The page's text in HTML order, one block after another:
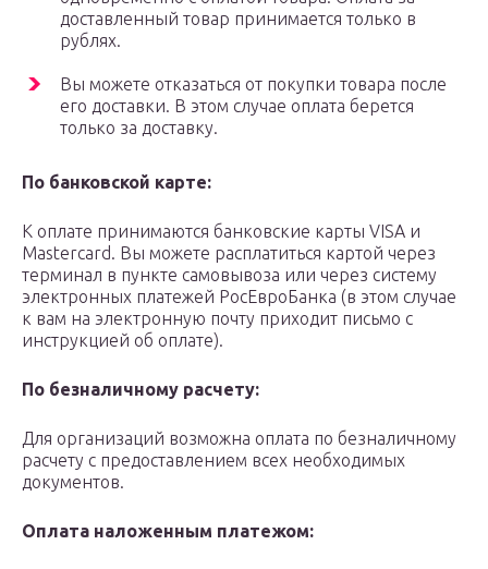
доставленный товар принимается только в
рублях.
Вы можете отказаться от покупки товара после
его доставки. В этом случае оплата берется
только за доставку.
По банковской карте:
К оплате принимаются банковские карты VISA и
Mastercard. Вы можете расплатиться картой через
терминал в пункте самовывоза или через систему
электронных платежей РосЕвроБанка (в этом случае
к вам на электронную почту приходит письмо с
инструкцией об оплате).
По безналичному расчету:
Для организаций возможна оплата по безналичному
расчету с предоставлением всех необходимых
документов.
Оплата наложенным платежом: